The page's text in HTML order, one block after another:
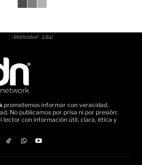
- Publicidad - (LB4)
prometemos informar con veracidad,
No publicamos por prisa ni por presión:
lector con información útil, clara, ética y